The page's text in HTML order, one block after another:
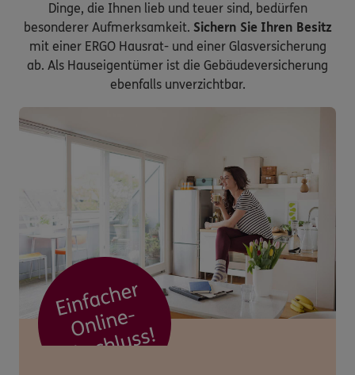
Dinge, die Ihnen lieb und teuer sind, bedürfen
besonderer Aufmerksamkeit. Sichern Sie Ihren Besitz
mit einer ERGO Hausrat- und einer Glasversicherung
ab. Als Hauseigentümer ist die Gebäudeversicherung
ebenfalls unverzichtbar.